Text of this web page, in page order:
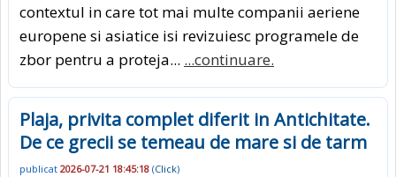
contextul in care tot mai multe companii aeriene
europene si asiatice isi revizuiesc programele de
zbor pentru a proteja... ...continuare.
Plaja, privita complet diferit in Antichitate.
De ce grecii se temeau de mare si de tarm
publicat 2026-07-21 18:45:18 (Click)